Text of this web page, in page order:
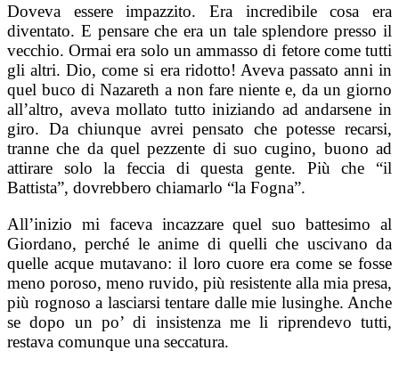
Doveva essere impazzito. Era incredibile cosa era
diventato. E pensare che era un tale splendore presso il
vecchio. Ormai era solo un ammasso di fetore come tutti
gli altri. Dio, come si era ridotto! Aveva passato anni in
quel buco di Nazareth a non fare niente e, da un giorno
all’altro, aveva mollato tutto iniziando ad andarsene in
giro. Da chiunque avrei pensato che potesse recarsi,
tranne che da quel pezzente di suo cugino, buono ad
attirare solo la feccia di questa gente. Più che “il
Battista”, dovrebbero chiamarlo “la Fogna”.
All’inizio mi faceva incazzare quel suo battesimo al
Giordano, perché le anime di quelli che uscivano da
quelle acque mutavano: il loro cuore era come se fosse
meno poroso, meno ruvido, più resistente alla mia presa,
più rognoso a lasciarsi tentare dalle mie lusinghe. Anche
se dopo un po’ di insistenza me li riprendevo tutti,
restava comunque una seccatura.